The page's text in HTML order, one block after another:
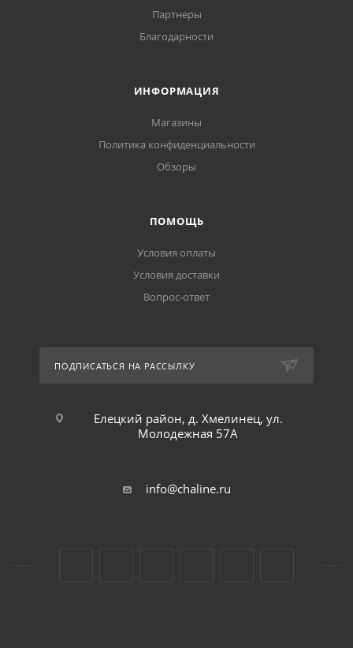
Партнеры
Благодарности
ИНФОРМАЦИЯ
Магазины
Политика конфиденциальности
Обзоры
ПОМОЩЬ
Условия оплаты
Условия доставки
Вопрос-ответ
ПОДПИСАТЬСЯ НА РАССЫЛКУ
Елецкий район, д. Хмелинец, ул.
Молодежная 57А
info@chaline.ru